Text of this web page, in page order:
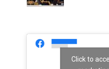
Click to